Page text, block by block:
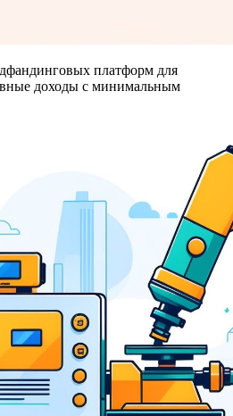
платформ для
доходы с минимальным